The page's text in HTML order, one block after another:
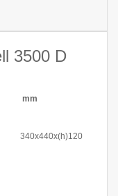
3500 D
mm
340x440x(h)120